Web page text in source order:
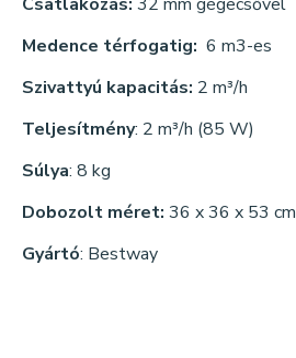
Medence térfogatig: 6 m3-es
Szivattyú kapacitás: 2 m³/h
Teljesítmény: 2 m³/h (85 W)
Súlya: 8 kg
Dobozolt méret: 36 x 36 x 53 cm
Gyártó: Bestway